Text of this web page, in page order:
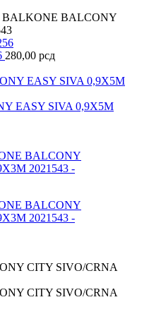
BALKONE BALCONY
280,00 рсд
EASY SIVA 0,9X5M